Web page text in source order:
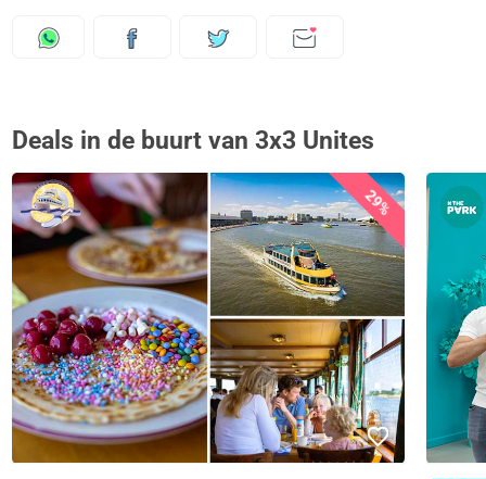
Deals in de buurt van 3x3 Unites
29%